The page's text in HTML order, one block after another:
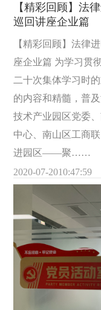
【精彩回顾】法
巡回讲座企业篇
【精彩回顾】法律
座企业篇 为学习贯
二十次集体学习时
的内容和精髓，普
技术产业园区党委
中心、南山区工商
进园区——聚……
2020-07-2010:47:59